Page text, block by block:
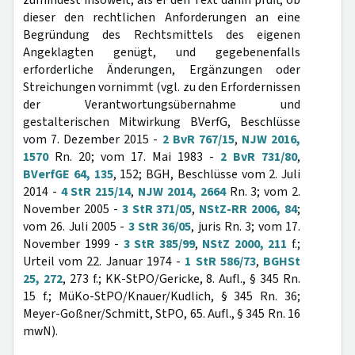
dieser den rechtlichen Anforderungen an eine
Begründung des Rechtsmittels des eigenen
Angeklagten genügt, und gegebenenfalls
erforderliche Änderungen, Ergänzungen oder
Streichungen vornimmt (vgl. zu den Erfordernissen
der Verantwortungsübernahme und
gestalterischen Mitwirkung BVerfG, Beschlüsse
vom 7. Dezember 2015 - 2 BvR 767/15, NJW 2016,
1570Rn. 20; vom 17. Mai 1983 - 2 BvR 731/80,
BVerfGE 64, 135, 152; BGH, Beschlüsse vom 2. Juli
2014 - 4 StR 215/14, NJW 2014, 2664Rn. 3; vom 2.
November 2005 - 3 StR 371/05, NStZ-RR 2006, 84;
vom 26. Juli 2005 - 3 StR 36/05, juris Rn. 3; vom 17.
November 1999 - 3 StR 385/99, NStZ 2000, 211 f.;
Urteil vom 22. Januar 1974 - 1 StR 586/73, BGHSt
25, 272, 273 f.; KK-StPO/Gericke, 8. Aufl., § 345 Rn.
15 f.; MüKo-StPO/Knauer/Kudlich, § 345 Rn. 36;
Meyer-Goßner/Schmitt, StPO, 65. Aufl., § 345 Rn. 16
mwN).